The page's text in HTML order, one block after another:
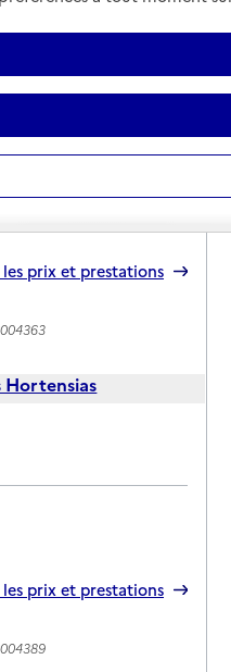
prix et prestations
Hortensias
prix et prestations